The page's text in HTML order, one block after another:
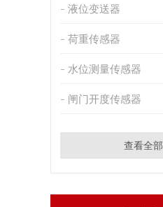
液位变送器
荷重传感器
水位测量传感器
闸门开度传感器
查看全部